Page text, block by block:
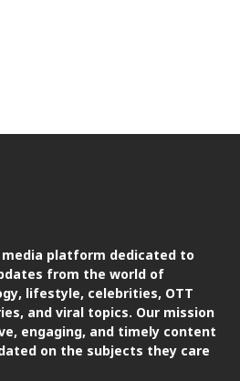
platform dedicated to
from the world of
lifestyle, celebrities, OTT
and viral topics. Our mission
engaging, and timely content
on the subjects they care